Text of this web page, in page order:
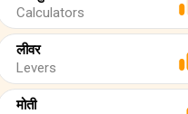
Calculators
लीवर
Levers
मोती